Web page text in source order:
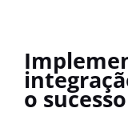
o sucesso